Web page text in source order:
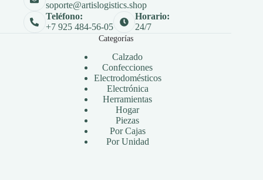
soporte@artislogistics.shop
Teléfono:
+7 925 484-56-05
Horario:
24/7
Categorías
Calzado
Confecciones
Electrodomésticos
Electrónica
Herramientas
Hogar
Piezas
Por Cajas
Por Unidad